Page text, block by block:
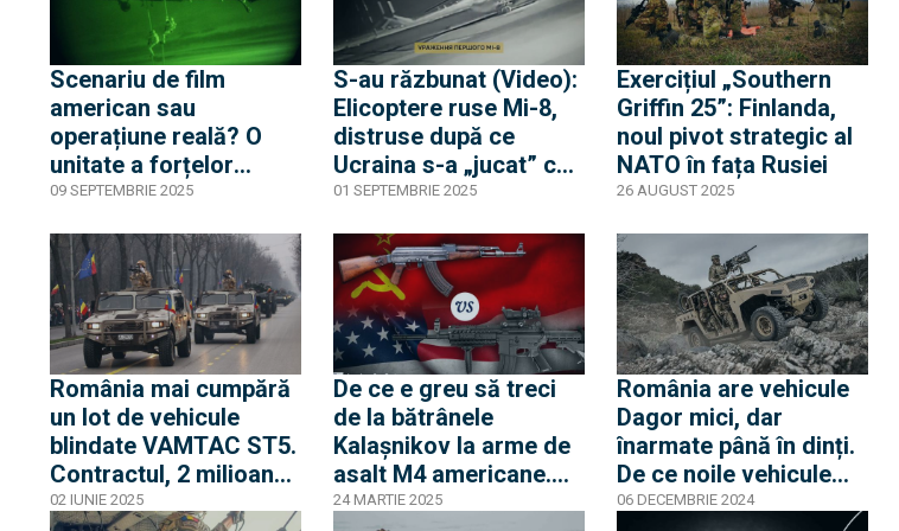
Scenariu de film
american sau
operațiune reală? O
unitate a forțelor
speciale SEAL s-a
Nord, dar misiunea a
sfârșit foarte prost
09 SEPTEMBRIE 2025
S-au răzbunat (Video):
Elicoptere ruse Mi-8,
distruse după ce
Ucraina s-a „jucat” cu
drone într-o bază
„impenetrabilă”, în
inima Crimeei
01 SEPTEMBRIE 2025
Exercițiul „Southern
Griffin 25”: Finlanda,
noul pivot strategic al
NATO în fața Rusiei
26 AUGUST 2025
România mai cumpără
un lot de vehicule
blindate VAMTAC ST5.
Contractul, 2 milioane
de euro
02 IUNIE 2025
De ce e greu să treci
de la bătrânele
Kalașnikov la arme de
asalt M4 americane.
Un luptător ucrainean
24 MARTIE 2025
România are vehicule
Dagor mici, dar
înarmate până în dinți.
De ce noile vehicule
ale forțelor speciale
06 DECEMBRIE 2024